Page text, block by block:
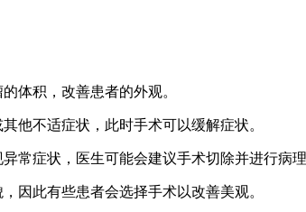
体积，改善患者的外观。
他不适症状，此时手术可以缓解症状。
常症状，医生可能会建议手术切除并进行病
因此有些患者会选择手术以改善美观。